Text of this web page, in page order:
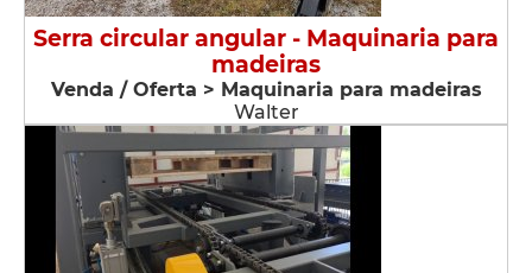
Serra circular angular - Maquinaria para
madeiras
Venda / Oferta > Maquinaria para madeiras
Walter